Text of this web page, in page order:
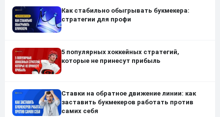
Как стабильно обыгрывать букмекера:
стратегии для профи
5 популярных хоккейных стратегий,
которые не принесут прибыль
Ставки на обратное движение линии: как
заставить букмекеров работать против
самих себя